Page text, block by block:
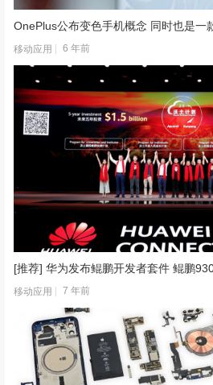
OnePlus公布变色手机概念 同时也是一
移动应用 6 年前
[推荐] 华为发布鲲鹏开发者套件 鲲鹏
移动应用 7 年前